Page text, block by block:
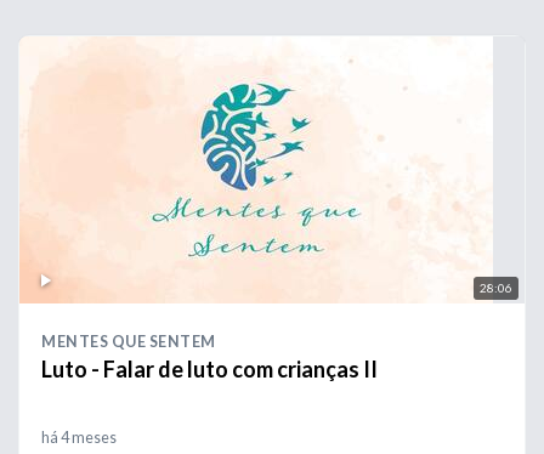
28:06
MENTES QUE SENTEM
Luto - Falar de luto com crianças II
há 4 meses